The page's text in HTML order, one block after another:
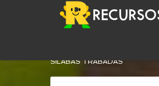
SÍLABAS TRABADAS